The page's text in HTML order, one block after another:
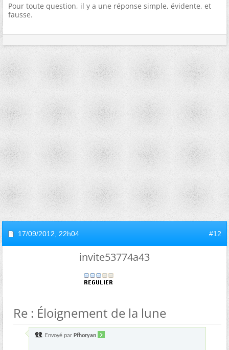
Pour toute question, il y a une réponse simple, évidente, et
fausse.
17/09/2012, 22h04 #12
invite53774a43
Re : Éloignement de la lune
Envoyé par Pfhoryan